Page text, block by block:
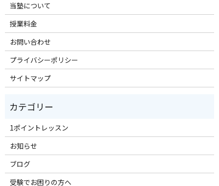
当塾について
授業料金
お問い合わせ
プライバシーポリシー
サイトマップ
1ポイントレッスン
お知らせ
ブログ
受験でお困りの方へ